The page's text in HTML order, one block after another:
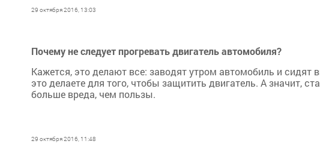
29 октября 2016, 13:03
Почему не следует прогревать двигатель автомобиля?
Кажется, это делают все: заводят утром автомобиль и сидят
это делаете для того, чтобы защитить двигатель. А значит,
больше вреда, чем пользы.
29 октября 2016, 11:48